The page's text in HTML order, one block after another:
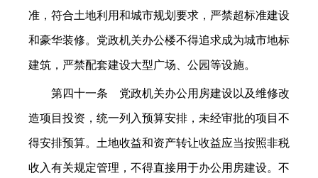
准，符合土地利用和城市规划要求，严禁超标准建设
和豪华装修。党政机关办公楼不得追求成为城市地标
建筑，严禁配套建设大型广场、公园等设施。
第四十一条 党政机关办公用房建设以及维修改
造项目投资，统一列入预算安排，未经审批的项目不
得安排预算。土地收益和资产转让收益应当按照非税
收入有关规定管理，不得直接用于办公用房建设。不